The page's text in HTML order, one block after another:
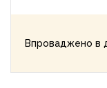
Впроваджено в